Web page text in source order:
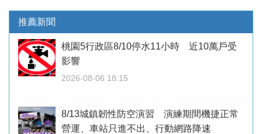
推薦新聞
桃園5行政區8/10停水11小時 近10萬戶受
影響
2026-08-06 18:15
8/13城鎮韌性防空演習 演練期間機捷正常
營運、車站只進不出、行動網路降速